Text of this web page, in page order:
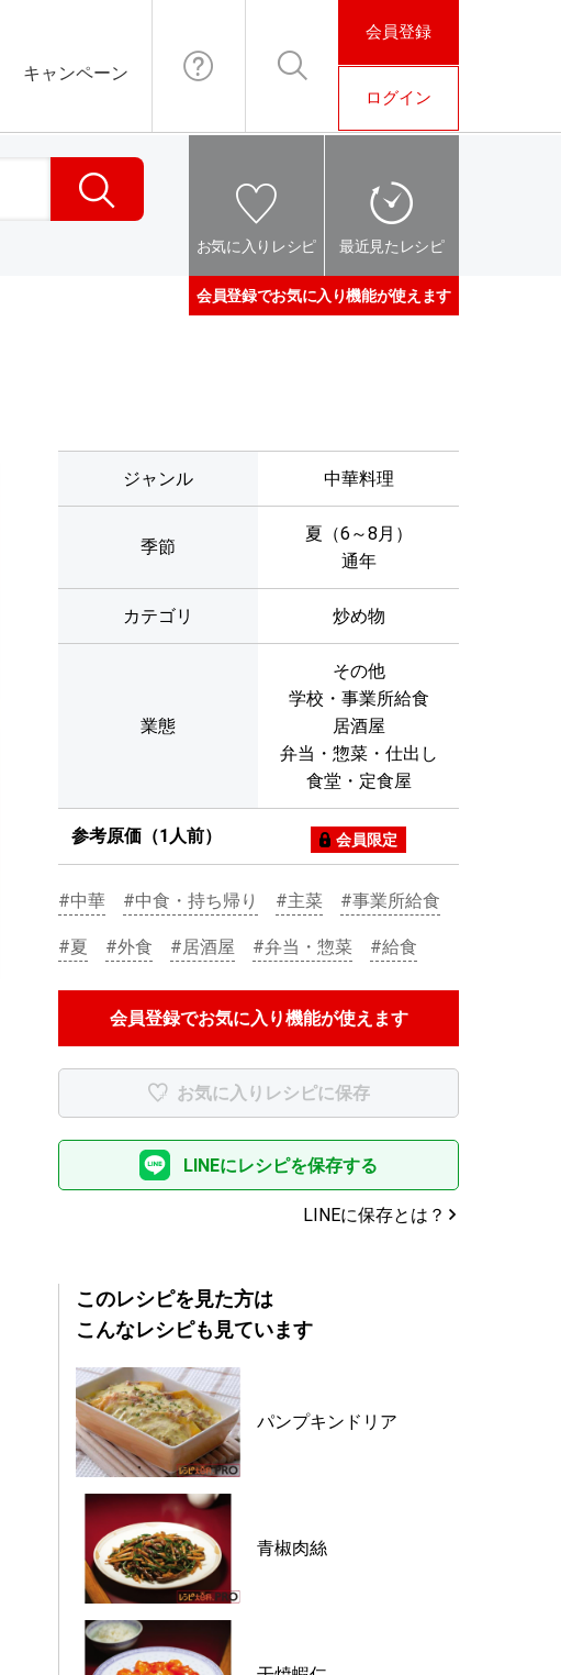
キャンペーン
お問い合わ 検索
会員登録
ログイン
お気に入りレシピ 最近見たレシピ
会員登録でお気に入り機能が使えます
ジャンル 中華料理
季節
夏（6～8月）
通年
カテゴリ 炒め物
業態
その他
学校・事業所給食
居酒屋
弁当・惣菜・仕出し
食堂・定食屋
参考原価（1人前） 会員限定
#中華 #中食・持ち帰り #主菜 #事業所給食
#夏 #外食 #居酒屋 #弁当・惣菜 #給食
会員登録でお気に入り機能が使えます
お気に入りレシピに保存
LINEにレシピを保存する
LINEに保存とは？
このレシピを見た方は
こんなレシピも見ています
パンプキンドリア
青椒肉絲